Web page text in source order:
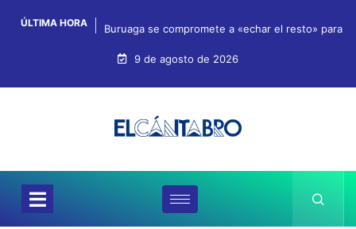
ÚLTIMA HORA Buruaga se compromete a «echar el resto» para
9 de agosto de 2026